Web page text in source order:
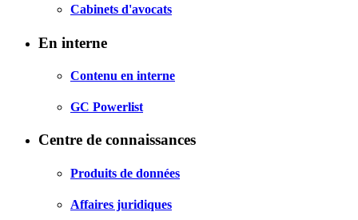
Cabinets d'avocats
En interne
Contenu en interne
GC Powerlist
Centre de connaissances
Produits de données
Affaires juridiques